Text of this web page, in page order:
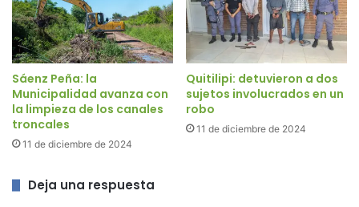
Sáenz Peña: la
Municipalidad avanza con
la limpieza de los canales
troncales
11 de diciembre de 2024
Quitilipi: detuvieron a dos
sujetos involucrados en un
robo
11 de diciembre de 2024
Deja una respuesta